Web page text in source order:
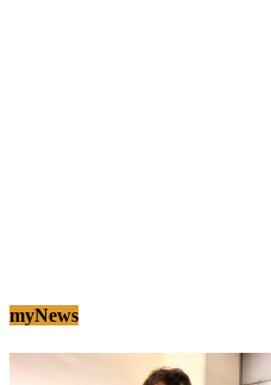
myNews